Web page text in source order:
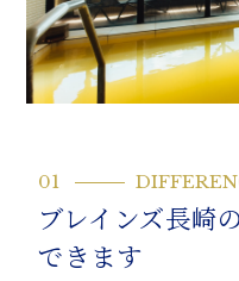
01
ブレインズ長崎
できます